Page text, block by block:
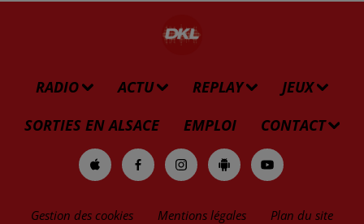
RADIO ACTU REPLAY
JEUX
SORTIES EN ALSACE
EMPLOI CONTACT
Gestion des cookies Mentions légales Plan du site